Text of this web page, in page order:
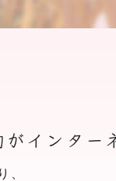
インター
、